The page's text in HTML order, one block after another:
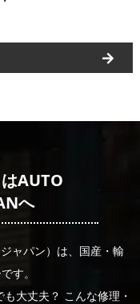
AUTO
へ
ャパン）は、国産・輸
す。
大丈夫？ こんな修理・